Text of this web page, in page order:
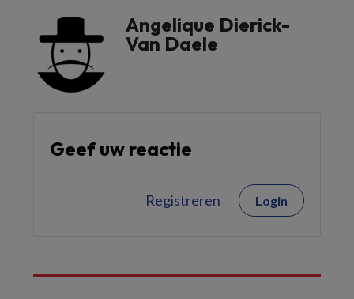
Angelique Dierick-
Van Daele
Geef uw reactie
Registreren Login